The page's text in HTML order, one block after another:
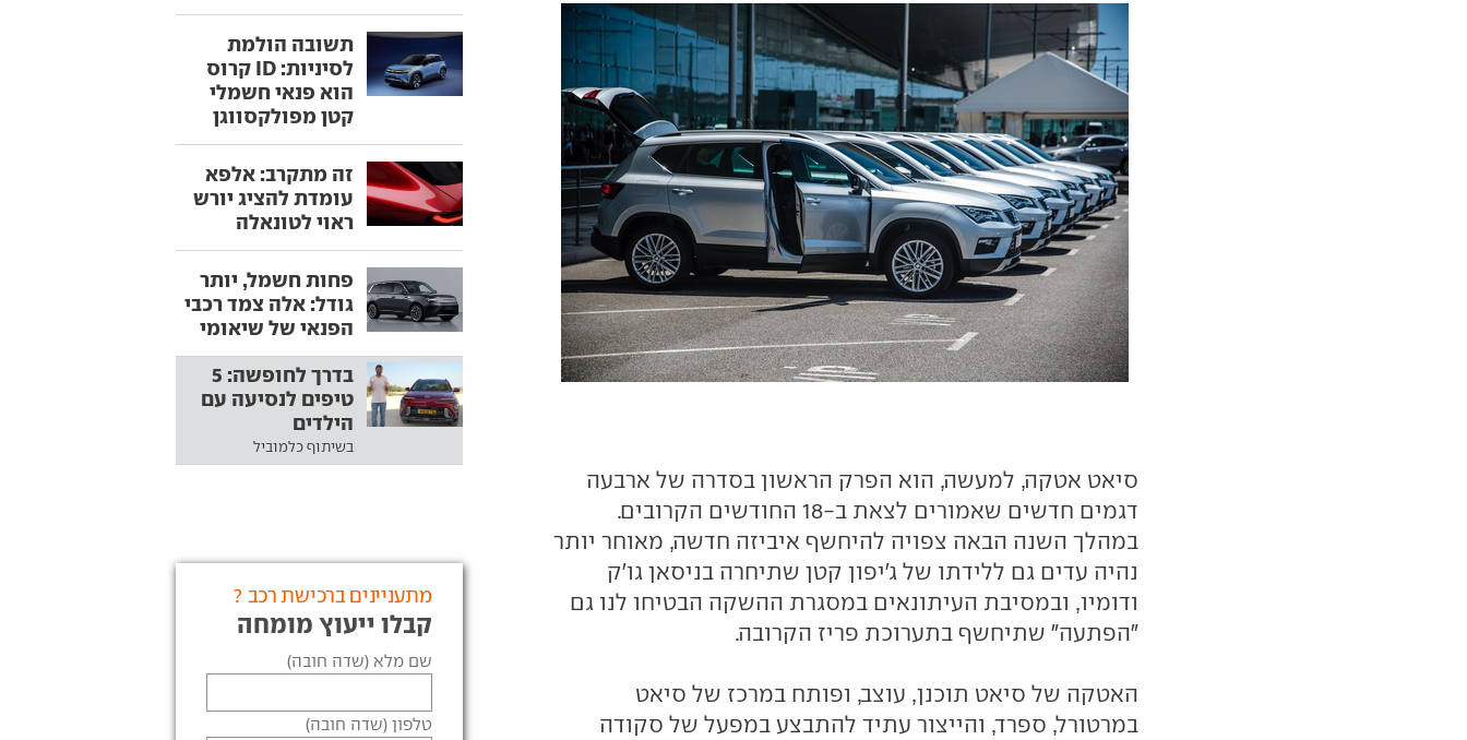
סיאט אטקה, למעשה, הוא הפרק הראשון בסדרה של ארבעה
דגמים חדשים שאמורים לצאת ב-18 החודשים הקרובים.
במהלך השנה הבאה צפויה להיחשף איביזה חדשה, מאוחר יותר
נהיה עדים גם ללידתו של ג'יפון קטן שתיחרה בניסאן גו'ק
ודומיו, ובמסיבת העיתונאים במסגרת ההשקה הבטיחו לנו גם
"הפתעה" שתיחשף בתערוכת פריז הקרובה.
האטקה של סיאט תוכנן, עוצב, ופותח במרכז של סיאט
במרטורל, ספרד, והייצור עתיד להתבצע במפעל של סקודה
תשובה הולמת
לסיניות: ID קרוס
הוא פנאי חשמלי
קטן מפולקסווגן
זה מתקרב: אלפא
עומדת להציג יורש
ראוי לטונאלה
פחות חשמל, יותר
גודל: אלה צמד רכבי
הפנאי של שיאומי
בדרך לחופשה: 5
טיפים לנסיעה עם
הילדים
בשיתוף כלמוביל
מתעניינים ברכישת רכב ?
קבלו ייעוץ מומחה
שם מלא (שדה חובה)
טלפון (שדה חובה)